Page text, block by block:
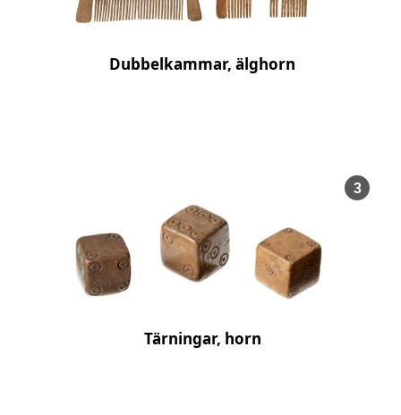
Dubbelkammar, älghorn
,
3
Tärningar, horn